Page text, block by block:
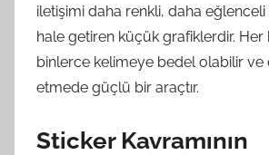
iletişimi daha renkli, daha
hale getiren küçük grafiklerdir. Her
binlerce kelimeye bedel olabilir ve
etmede güçlü bir araçtır.
Sticker Kavramının